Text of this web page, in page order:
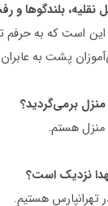
نقلیه، بلندگوها
این است که به
پشت به
برمی‌گردید؟
منزل هستم.
نزدیک است؟
تهرانپارس هستیم.